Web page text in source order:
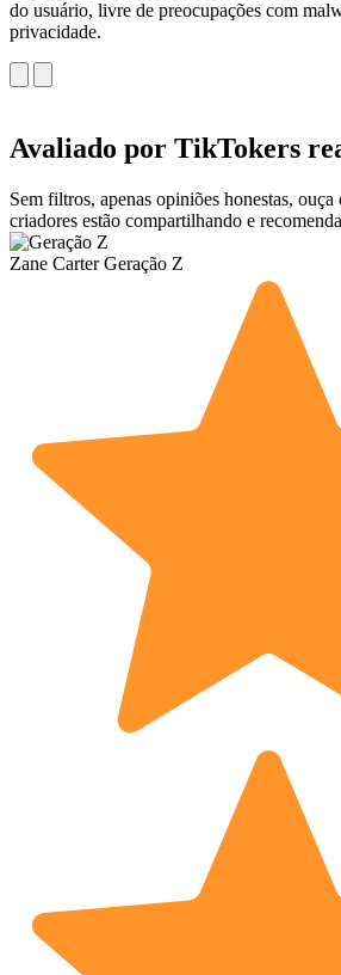
do usuário, livre de preocupações com
privacidade.
Avaliado por TikTokers
Sem filtros, apenas opiniões honestas,
criadores estão compartilhando e
Zane Carter Geração Z